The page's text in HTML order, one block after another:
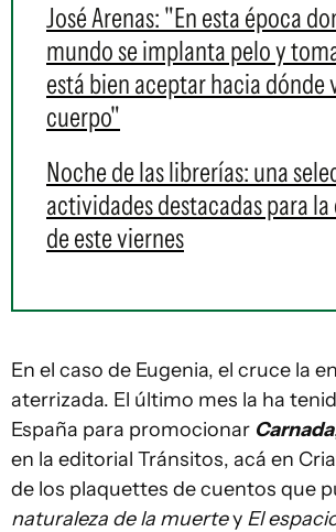
José Arenas: "En esta época
mundo se implanta pelo y
está bien aceptar hacia dónde
cuerpo"
Noche de las librerías: una
actividades destacadas para
de este viernes
En el caso de Eugenia, el cruce la
aterrizada. El último mes la ha
España para promocionar Carnada
en la editorial Tránsitos, acá en
de los plaquettes de cuentos que
naturaleza de la muertey El